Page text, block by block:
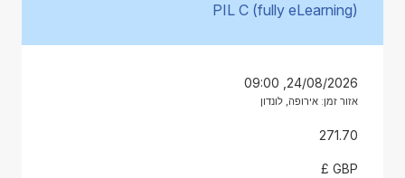
PIL C (fully eLearning)
24/08/2026, 09:00
אזור זמן: אירופה, לונדון
271.70
GBP £